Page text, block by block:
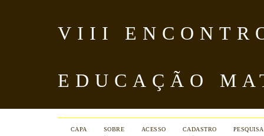
VIII
EDUCAÇÃO
CAPA SOBRE ACESSO CADASTRO
PESQUISA